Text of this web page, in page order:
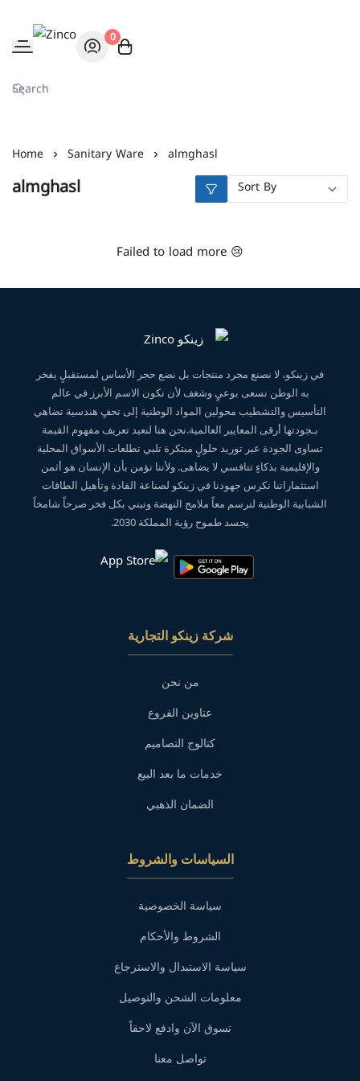
Zinco
0
Home Sanitary Ware almghasl
almghasl
Failed to load more 😢
في زينكو، لا نصنع مجرد منتجات بل نضع حجر الأساس لمستقبلٍ يفخر
به الوطن نسعى بوعيٍ وشغف لأن نكون الاسم الأبرز في عالم
التأسيس والتشطيب محولين المواد الوطنية إلى تحفٍ هندسية تضاهي
بـجودتها أرقى المعايير العالمية.نحن هنا لنعيد تعريف مفهوم القيمة
تساوى الجودة عبر توريد حلولٍ مبتكرة تلبي تطلعات الأسواق المحلية
والإقليمية بذكاءٍ تنافسي لا يضاهى. ولأننا نؤمن بأن الإنسان هو أثمن
استثماراتنا نكرس جهودنا في زينكو لصناعة القادة وتأهيل الطاقات
الشبابية الوطنية لنرسم معاً ملامح النهضة ونبني بكل فخر صرحاً شامخاً
يجسد طموح رؤية المملكة 2030.
شركة زينكو التجارية
من نحن
عناوين الفروع
كتالوج التصاميم
خدمات ما بعد البيع
الضمان الذهبي
السياسات والشروط
سياسة الخصوصية
الشروط والأحكام
سياسة الاستبدال والاسترجاع
معلومات الشحن والتوصيل
تسوق الآن وادفع لاحقاً
تواصل معنا